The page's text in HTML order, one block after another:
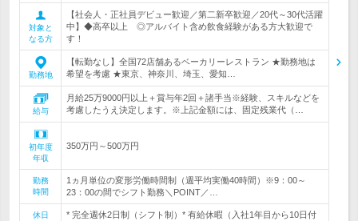
対象と
なる方
【社会人・正社員デビュー歓迎／第二新卒歓迎／20代～30代活躍
中】◆高卒以上 ◎アルバイト含め飲食経験がある方大歓迎で
す！
勤務地
【転勤なし】全国72店舗あるベーカリーレストラン ★勤務地は
希望を考慮 ★東京、神奈川、埼玉、愛知…
給与
月給25万9000円以上＋賞与年2回＋諸手当※経験、スキルなどを
考慮したうえ決定します。※上記金額には、固定残業代（…
初年度
年収
350万円～500万円
勤務
時間
1ヵ月単位の変形労働時間制（週平均実働40時間）※9：00～
23：00の間でシフト勤務＼POINT／…
休日
* 完全週休2日制（シフト制）* 有給休暇（入社1年目から10日付